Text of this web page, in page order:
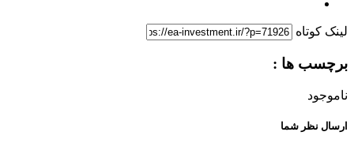
لینک کوتاه
برچسب ها :
ناموجود
ارسال نظر شما